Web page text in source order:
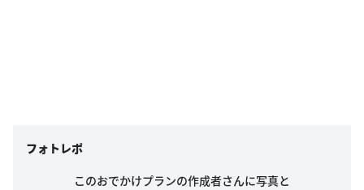
フォトレポ
このおでかけプランの作成者さんに写真と